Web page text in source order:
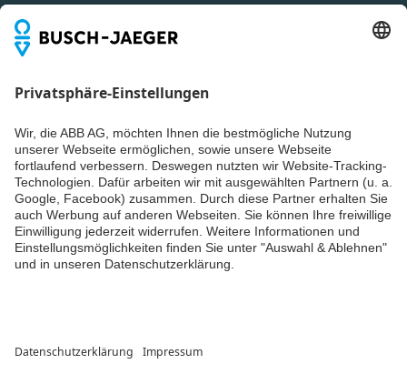
verpassen? Einfach Newsletter abonnieren und immer auf
dem Laufenden bleiben.
Weiter